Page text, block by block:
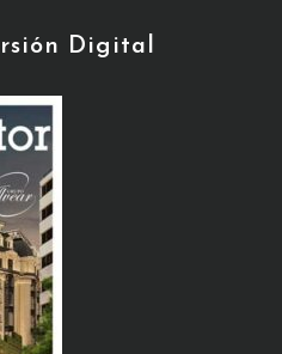
Digital